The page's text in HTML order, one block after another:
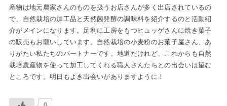
産物は地元農家さんのものを扱うお店さんが多く出店されているの
で、自然栽培の加工品と天然菌発酵の調味料を紹介するのと活動紹
介がメインになります。足利に工房をもつヒュッゲさんに焼き菓子
の販売もお願いしています。自然栽培の小麦粉のお菓子屋さん、あ
りがたい私たちのパートナーです。地道だけれど、これからも自然
栽培農産物を使って加工してくれる職人さんたちとの出会いは望む
ところです。明日もよき出会いがありますように！